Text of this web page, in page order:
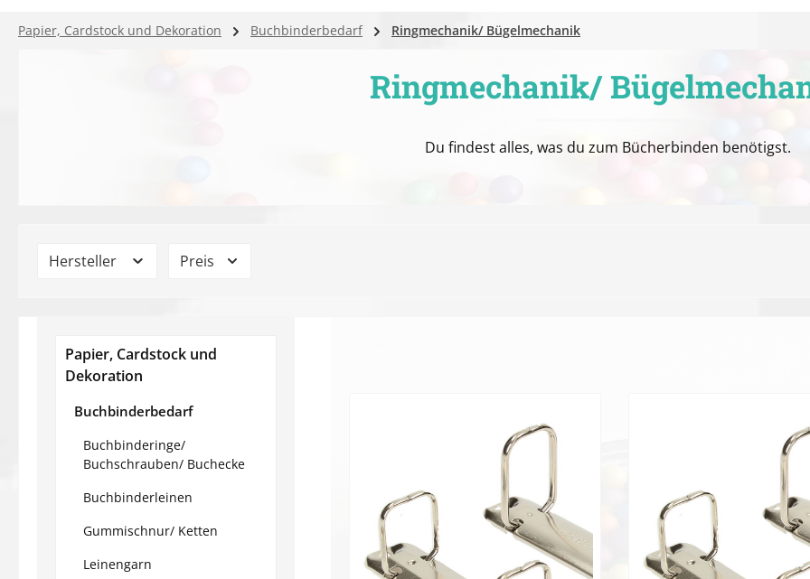
Papier, Cardstock und Dekoration Buchbinderbedarf Ringmechanik/ Bügelmechanik
Ringmechanik/
Du findest alles, was du zum Bücherbinden benötigst.
Hersteller Preis
Papier, Cardstock und
Dekoration
Buchbinderbedarf
Buchbinderinge/
Buchschrauben/ Buchecke
Buchbinderleinen
Gummischnur/ Ketten
Leinengarn